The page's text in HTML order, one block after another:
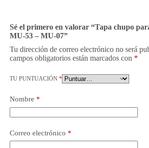
Sé el primero en valorar “Tapa chupo
MU-53 – MU-07”
Tu dirección de correo electrónico no será
campos obligatorios están marcados con *
TU PUNTUACIÓN *
Nombre *
Correo electrónico *